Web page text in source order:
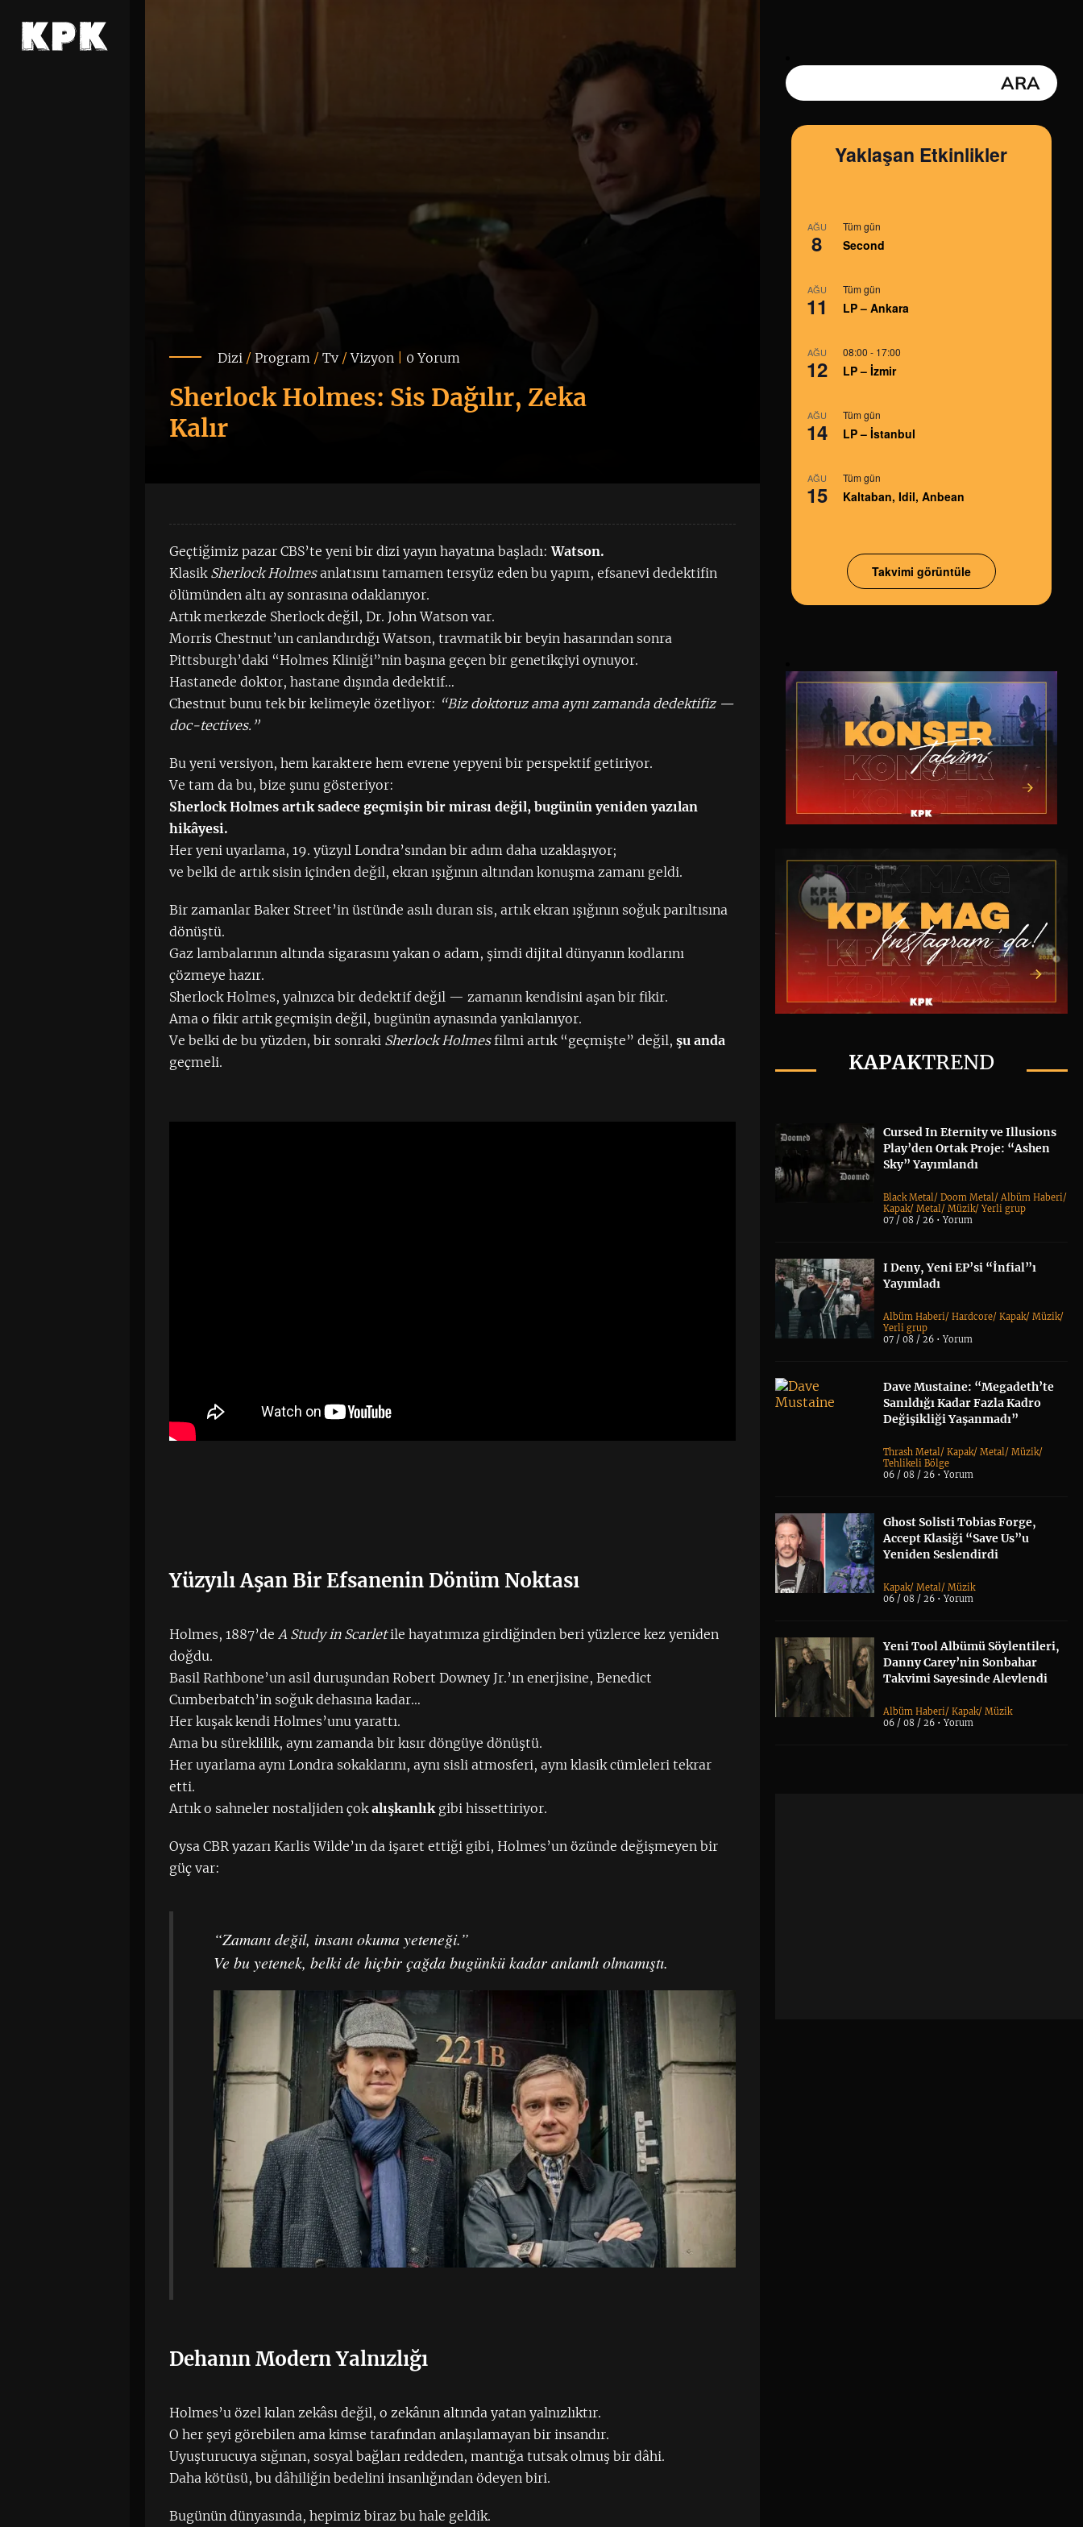
Dizi / Program /Tv /Vizyon 0 Yorum
Sherlock Holmes: Sis Dağılır, Zeka
Kalır
Geçtiğimiz pazar CBS’te yeni bir dizi yayın hayatına başladı:Watson.
Klasik Sherlock Holmesanlatısını tamamen tersyüz eden bu yapım, efsanevi dedektifin
ölümünden altı ay sonrasına odaklanıyor.
Artık merkezde Sherlock değil, Dr. John Watson var.
Morris Chestnut’un canlandırdığı Watson, travmatik bir beyin hasarından sonra
Pittsburgh’daki “Holmes Kliniği”nin başına geçen bir genetikçiyi oynuyor.
Hastanede doktor, hastane dışında dedektif…
Chestnut bunu tek bir kelimeyle özetliyor: “Biz doktoruz ama aynı zamanda dedektifiz —
doc-tectives.”
Bu yeni versiyon, hem karaktere hem evrene yepyeni bir perspektif getiriyor.
Ve tam da bu, bize şunu gösteriyor:
Sherlock Holmes artık sadece geçmişin bir mirası değil, bugünün yeniden yazılan
hikâyesi.
Her yeni uyarlama, 19. yüzyıl Londra’sından bir adım daha uzaklaşıyor;
ve belki de artık sisin içinden değil, ekran ışığının altından konuşma zamanı geldi.
Bir zamanlar Baker Street’in üstünde asılı duran sis, artık ekran ışığının soğuk parıltısına
dönüştü.
Gaz lambalarının altında sigarasını yakan o adam, şimdi dijital dünyanın kodlarını
çözmeye hazır.
Sherlock Holmes, yalnızca bir dedektif değil — zamanın kendisini aşan bir fikir.
Ama o fikir artık geçmişin değil, bugünün aynasında yankılanıyor.
Ve belki de bu yüzden, bir sonraki Sherlock Holmesfilmi artık “geçmişte” değil,şu anda
geçmeli.
Yüzyılı Aşan Bir Efsanenin Dönüm Noktası
Holmes, 1887’de A Study in Scarletile hayatımıza girdiğinden beri yüzlerce kez yeniden
doğdu.
Basil Rathbone’un asil duruşundan Robert Downey Jr.’ın enerjisine, Benedict
Cumberbatch’in soğuk dehasına kadar…
Her kuşak kendi Holmes’unu yarattı.
Ama bu süreklilik, aynı zamanda bir kısır döngüye dönüştü.
Her uyarlama aynı Londra sokaklarını, aynı sisli atmosferi, aynı klasik cümleleri tekrar
etti.
Artık o sahneler nostaljiden çokalışkanlık gibi hissettiriyor.
Oysa CBR yazarı Karlis Wilde’ın da işaret ettiği gibi, Holmes’un özünde değişmeyen bir
güç var:
“Zamanı değil, insanı okuma yeteneği.”
Ve bu yetenek, belki de hiçbir çağda bugünkü kadar anlamlı olmamıştı.
Dehanın Modern Yalnızlığı
Holmes’u özel kılan zekâsı değil, o zekânın altında yatan yalnızlıktır.
O her şeyi görebilen ama kimse tarafından anlaşılamayan bir insandır.
Uyuşturucuya sığınan, sosyal bağları reddeden, mantığa tutsak olmuş bir dâhi.
Daha kötüsü, bu dâhiliğin bedelini insanlığından ödeyen biri.
Bugünün dünyasında, hepimiz biraz bu hale geldik.
Yaklaşan Etkinlikler
AĞU
8
Tüm gün
Second
AĞU
11
Tüm gün
LP – Ankara
AĞU
12
08:00 - 17:00
LP – İzmir
AĞU
14
Tüm gün
LP – İstanbul
AĞU
15
Tüm gün
Kaltaban, Idil, Anbean
Takvimi görüntüle
KAPAKTREND
Cursed In Eternity ve Illusions
Play’den Ortak Proje: “Ashen
Sky” Yayımlandı
Black Metal/Doom Metal/Albüm Haberi/
Kapak/Metal/Müzik/Yerli grup
07 / 08 / 26 •Yorum
I Deny, Yeni EP’si “İnfial”ı
Yayımladı
Albüm Haberi/Hardcore/Kapak/Müzik/
Yerli grup
07 / 08 / 26 •Yorum
Dave Mustaine: “Megadeth’te
Sanıldığı Kadar Fazla Kadro
Değişikliği Yaşanmadı”
Thrash Metal/Kapak/Metal/Müzik/
Tehlikeli Bölge
06 / 08 / 26 •Yorum
Ghost Solisti Tobias Forge,
Accept Klasiği “Save Us”u
Yeniden Seslendirdi
Kapak/Metal/Müzik
06 / 08 / 26 •Yorum
Yeni Tool Albümü Söylentileri,
Danny Carey’nin Sonbahar
Takvimi Sayesinde Alevlendi
Albüm Haberi/Kapak/Müzik
06 / 08 / 26 •Yorum